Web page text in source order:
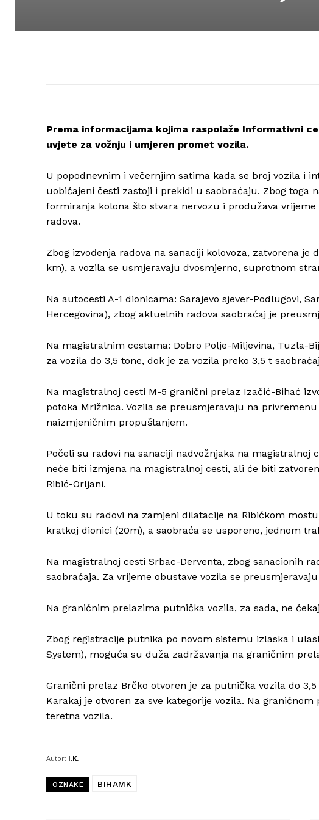
Prema informacijama kojima raspolaže Informativni
uvjete za vožnju i umjeren promet vozila.
U popodnevnim i večernjim satima kada se broj vozila i
uobičajeni česti zastoji i prekidi u saobraćaju. Zbog toga
formiranja kolona što stvara nervozu i produžava
radova.
Zbog izvođenja radova na sanaciji kolovoza, zatvorena je
km), a vozila se usmjeravaju dvosmjerno, suprotnom
Na autocesti A-1 dionicama: Sarajevo sjever-Podlugovi,
Hercegovina), zbog aktuelnih radova saobraćaj je
Na magistralnim cestama: Dobro Polje-Miljevina, Tuzla-
za vozila do 3,5 tone, dok je za vozila preko 3,5 t
Na magistralnoj cesti M-5 granični prelaz Izačić-Bihać
potoka Mrižnica. Vozila se preusmjeravaju na
naizmjeničnim propuštanjem.
Počeli su radovi na sanaciji nadvožnjaka na magistralnoj
neće biti izmjena na magistralnoj cesti, ali će biti
Ribić-Orljani.
U toku su radovi na zamjeni dilatacije na Ribićkom
kratkoj dionici (20m), a saobraća se usporeno, jednom
Na magistralnoj cesti Srbac-Derventa, zbog sanacionih
saobraćaja. Za vrijeme obustave vozila se
Na graničnim prelazima putnička vozila, za sada, ne
Zbog registracije putnika po novom sistemu izlaska i
System), moguća su duža zadržavanja na graničnim
Granični prelaz Brčko otvoren je za putnička vozila do
Karakaj je otvoren za sve kategorije vozila. Na
teretna vozila.
Autor: I.K.
OZNAKE BIHAMK